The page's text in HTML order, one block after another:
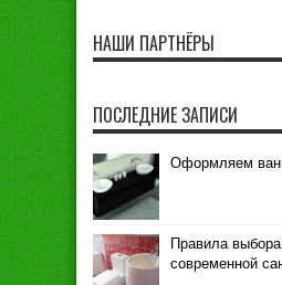
НАШИ ПАРТНЁРЫ
ПОСЛЕДНИЕ ЗАПИСИ
Оформляем
Правила
современной